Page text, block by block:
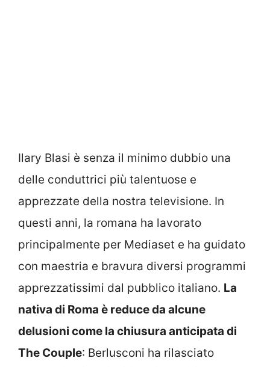
Ilary Blasi è senza il minimo dubbio una
delle conduttrici più talentuose e
apprezzate della nostra televisione. In
questi anni, la romana ha lavorato
principalmente per Mediaset e ha guidato
con maestria e bravura diversi programmi
apprezzatissimi dal pubblico italiano. La
nativa di Roma è reduce da alcune
delusioni come la chiusura anticipata di
The Couple: Berlusconi ha rilasciato